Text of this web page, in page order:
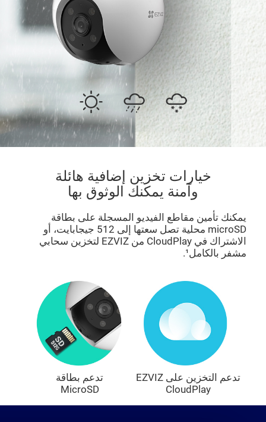
خيارات تخزين إضافية هائلة
وآمنة يمكنك الوثوق بها
يمكنك تأمين مقاطع الفيديو المسجلة على بطاقة
microSD محلية تصل سعتها إلى 512 جيجابايت، أو
الاشتراك في CloudPlay من EZVIZ لتخزين سحابي
مشفر بالكامل¹.
تدعم بطاقة
MicroSD
تدعم التخزين على ‎EZVIZ
CloudPlay‎